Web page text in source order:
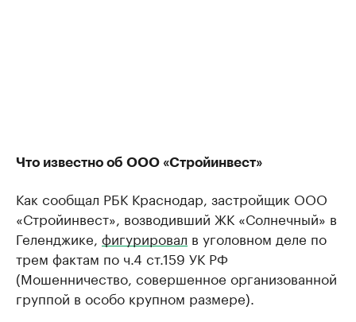
Что известно об ООО «Стройинвест»
Как сообщал РБК Краснодар, застройщик ООО
«Стройинвест», возводивший ЖК «Солнечный» в
Геленджике, фигурировал в уголовном деле по
трем фактам по ч.4 ст.159 УК РФ
(Мошенничество, совершенное организованной
группой в особо крупном размере).